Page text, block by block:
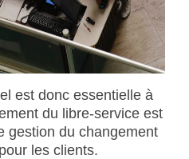
est donc essentielle à
du libre-service est
gestion du changement
les clients.